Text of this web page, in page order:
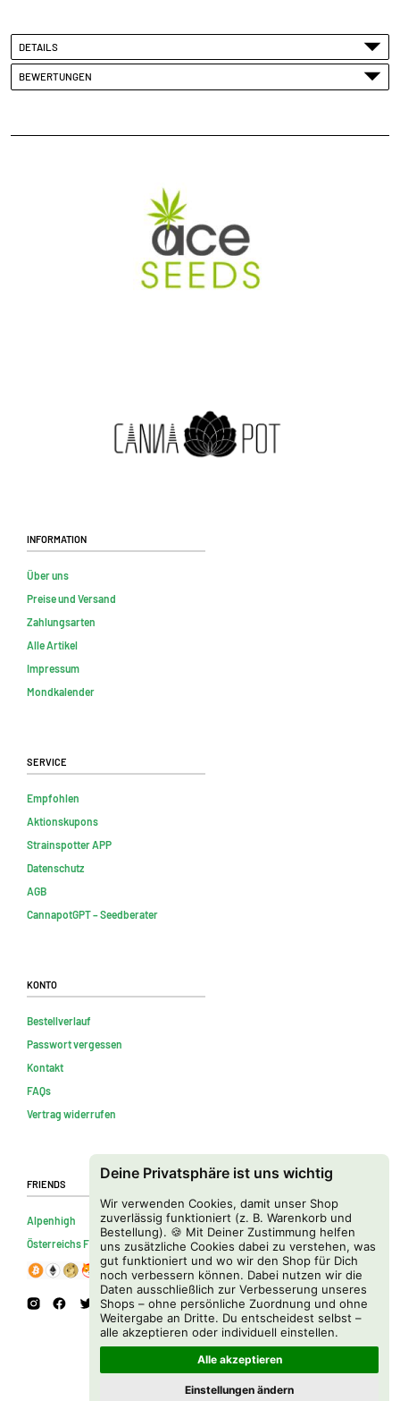
Deine Privatsphäre ist uns wichtig
Wir verwenden Cookies, damit unser Shop
zuverlässig funktioniert (z. B. Warenkorb und
Bestellung). 🍪 Mit Deiner Zustimmung helfen
uns zusätzliche Cookies dabei zu verstehen, was
gut funktioniert und wo wir den Shop für Dich
noch verbessern können. Dabei nutzen wir die
Daten ausschließlich zur Verbesserung unseres
Shops – ohne persönliche Zuordnung und ohne
Weitergabe an Dritte. Du entscheidest selbst –
alle akzeptieren oder individuell einstellen.
Alle akzeptieren
Einstellungen ändern
DETAILS
BEWERTUNGEN
Information
Über uns
Preise und Versand
Zahlungsarten
Alle Artikel
Impressum
Mondkalender
Service
Empfohlen
Aktionskupons
Strainspotter APP
Datenschutz
AGB
CannapotGPT – Seedberater
Konto
Bestellverlauf
Passwort vergessen
Kontakt
FAQs
Vertrag widerrufen
Friends
Alpenhigh
Österreichs Firmenverzeichnis
Copyright © 2026 Cannapot Onlineshop